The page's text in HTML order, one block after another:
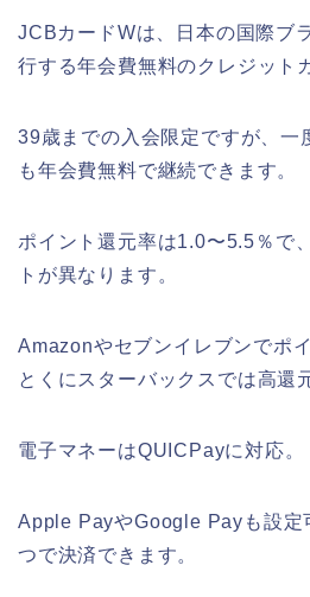
JCBカードWは、日本の国際ブ
行する年会費無料のクレジット
39歳までの入会限定ですが、一
も年会費無料で継続できます。
ポイント還元率は1.0〜5.5％で
トが異なります。
Amazonやセブンイレブンでポ
とくにスターバックスでは高還
電子マネーはQUICPayに対応。
Apple PayやGoogle Payも設定
つで決済できます。